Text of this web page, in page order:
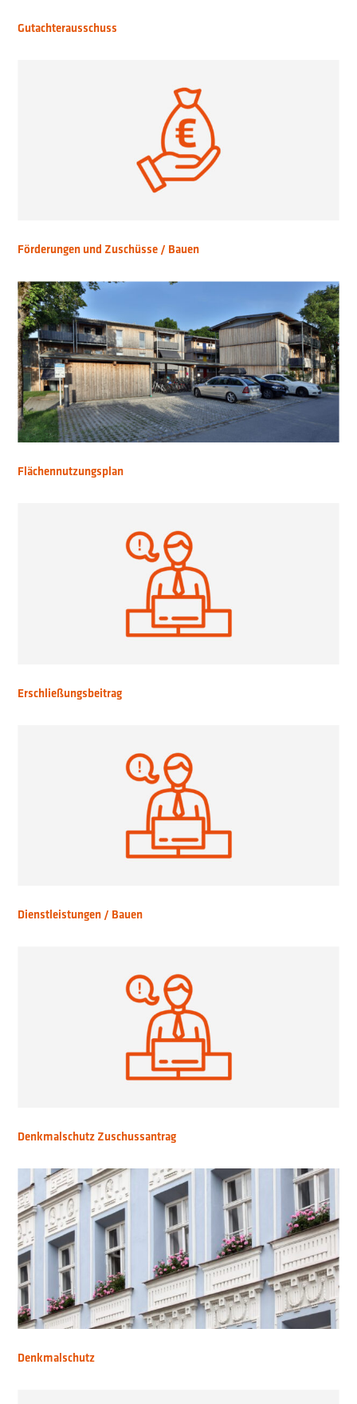
Gutachterausschuss
Förderungen und Zuschüsse / Bauen
Flächennutzungsplan
Erschließungsbeitrag
Dienstleistungen / Bauen
Denkmalschutz Zuschussantrag
Denkmalschutz